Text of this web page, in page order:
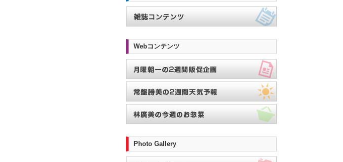
Webコンテンツ
Photo Gallery